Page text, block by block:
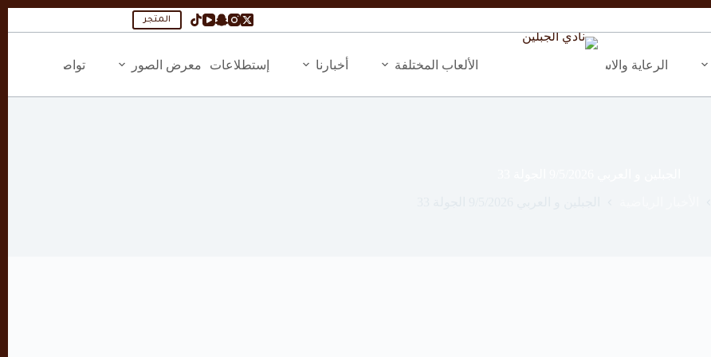
المتجر
الرعاية والاستثمار المبادرات والأنشطة
الألعاب المختلفة أخبارنا إستطلاعات معرض الصور تواصل معنا